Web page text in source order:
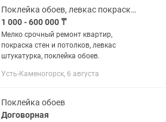
Поклейка обоев, левкас покраска недорого
1 000 - 600 000 ₸
Мелко срочный ремонт квартир,
покраска стен и потолков, левкас
штукатурка, поклейка обоев.
Усть-Каменогорск, 6 августа
Поклейка обоев
Договорная